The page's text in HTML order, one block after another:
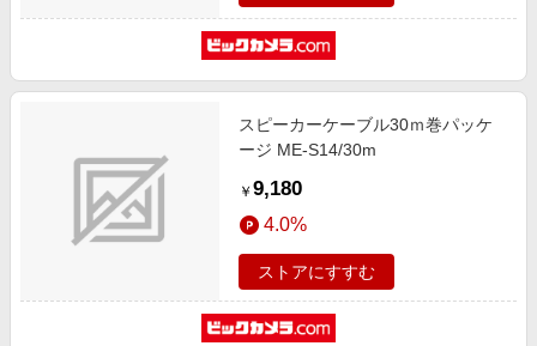
スピーカーケーブル30ｍ巻パッケ
ージ ME-S14/30m
￥ 9,180
4.0%
ストアにすすむ